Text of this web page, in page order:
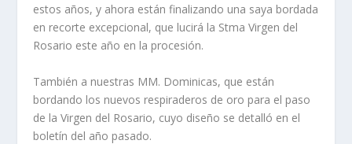
estos años, y ahora están finalizando una saya bordada
en recorte excepcional, que lucirá la Stma Virgen del
Rosario este año en la procesión.
También a nuestras MM. Dominicas, que están
bordando los nuevos respiraderos de oro para el paso
de la Virgen del Rosario, cuyo diseño se detalló en el
boletín del año pasado.